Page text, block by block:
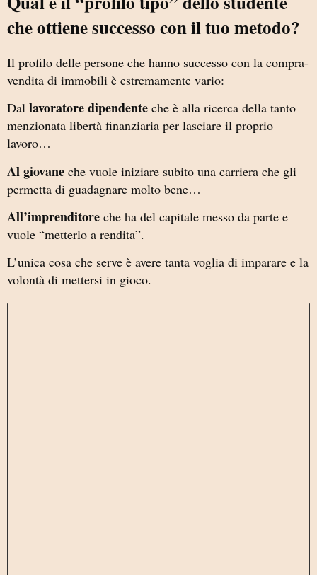
che ottiene successo con il tuo metodo?
Il profilo delle persone che hanno successo con la compra-
vendita di immobili è estremamente vario:
Dal lavoratore dipendente che è alla ricerca della tanto
menzionata libertà finanziaria per lasciare il proprio
lavoro…
Al giovane che vuole iniziare subito una carriera che gli
permetta di guadagnare molto bene…
All’imprenditore che ha del capitale messo da parte e
vuole “metterlo a rendita”.
L’unica cosa che serve è avere tanta voglia di imparare e la
volontà di mettersi in gioco.